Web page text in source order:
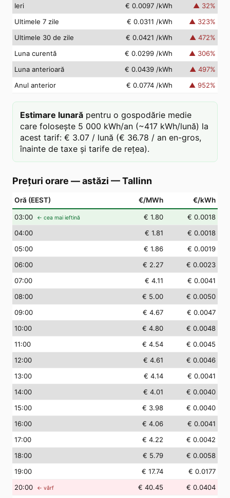
Ieri
€ 0.0097 /kWh ▲ 32%
Ultimele 7 zile
€ 0.0311 /kWh ▲ 323%
Ultimele 30 de zile
€ 0.0421 /kWh ▲ 472%
Luna curentă
€ 0.0299 /kWh ▲ 306%
Luna anterioară
€ 0.0439 /kWh ▲ 497%
Anul anterior
€ 0.0774 /kWh ▲ 952%
Estimare lunară pentru o gospodărie medie
care folosește 5 000 kWh/an (~417 kWh/lună) la
acest tarif: € 3.07 / lună (€ 36.78 / an en-gros,
înainte de taxe și tarife de rețea).
Prețuri orare — astăzi —Tallinn
Oră (EEST) €/MWh €/kWh
03:00 ← cea mai ieftină € 1.80
€ 0.0018
04:00 € 1.81
€ 0.0018
05:00 € 1.86
€ 0.0019
06:00 € 2.27
€ 0.0023
07:00 € 4.11
€ 0.0041
08:00 € 5.00
€ 0.0050
09:00 € 4.67
€ 0.0047
10:00 € 4.80
€ 0.0048
11:00 € 4.54
€ 0.0045
12:00 € 4.61
€ 0.0046
13:00 € 4.14
€ 0.0041
14:00 € 4.01
€ 0.0040
15:00 € 3.98
€ 0.0040
16:00 € 4.06
€ 0.0041
17:00 € 4.22
€ 0.0042
18:00 € 5.79
€ 0.0058
19:00 € 17.74
€ 0.0177
20:00 ← vârf € 40.45
€ 0.0404